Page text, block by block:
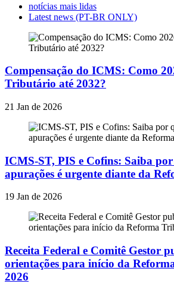
notícias mais lidas
Latest news (PT-BR ONLY)
Compensação do ICMS: Como
Tributário até 2032?
21 Jan de 2026
ICMS-ST, PIS e Cofins: Saiba
apurações é urgente diante da
19 Jan de 2026
Receita Federal e Comitê Gestor
orientações para início da
2026